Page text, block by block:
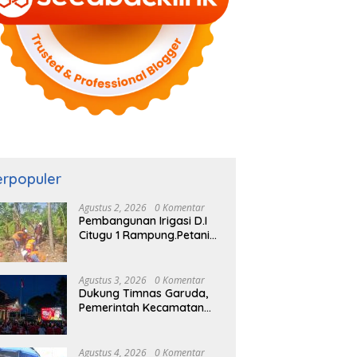
Agustus 2, 2026 0 Komentar
Pembangunan Irigasi D.I
Citugu 1 Rampung.Petani
Agustus 3, 2026 0 Komentar
Dukung Timnas Garuda,
Pemerintah Kecamatan
Agustus 4, 2026 0 Komentar